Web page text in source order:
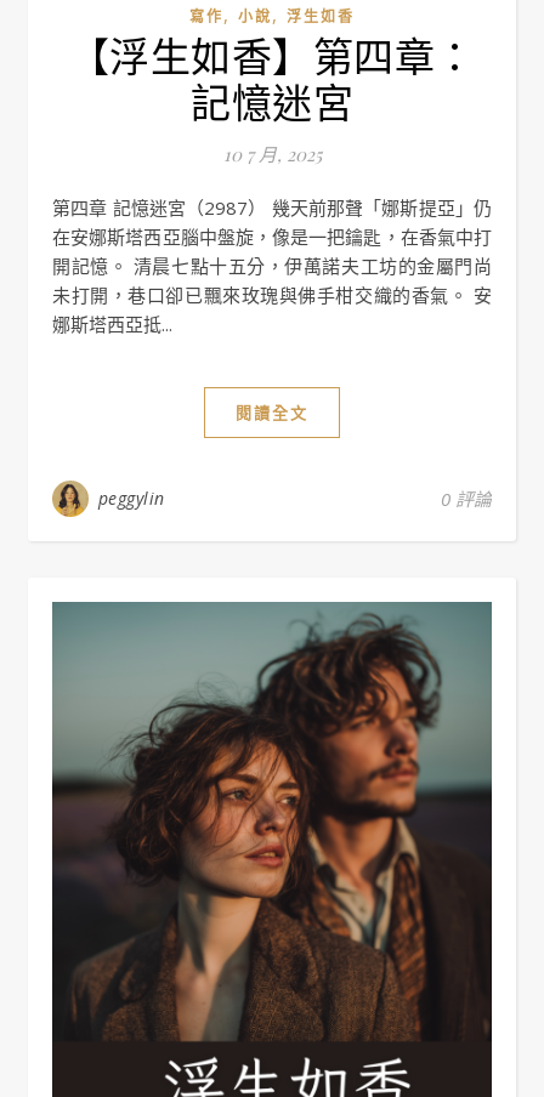
寫作, 小說, 浮生如香
【浮生如香】第四章：
記憶迷宮
10 7 月, 2025
第四章 記憶迷宮（2987） 幾天前那聲「娜斯提亞」仍
在安娜斯塔西亞腦中盤旋，像是一把鑰匙，在香氣中打
開記憶。 清晨七點十五分，伊萬諾夫工坊的金屬門尚
未打開，巷口卻已飄來玫瑰與佛手柑交織的香氣。 安
娜斯塔西亞抵...
閱讀全文
peggylin 0 評論